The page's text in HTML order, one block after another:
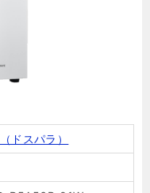
ドスパラ）